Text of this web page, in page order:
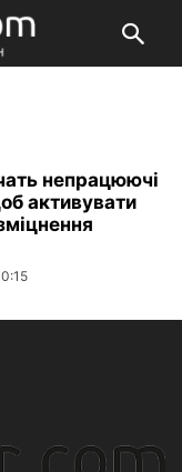
непрацюючі
активувати